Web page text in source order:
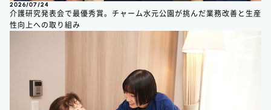
2026/07/24
介護研究発表会で最優秀賞。チャーム水元公園が挑んだ業務改善と生産
性向上への取り組み